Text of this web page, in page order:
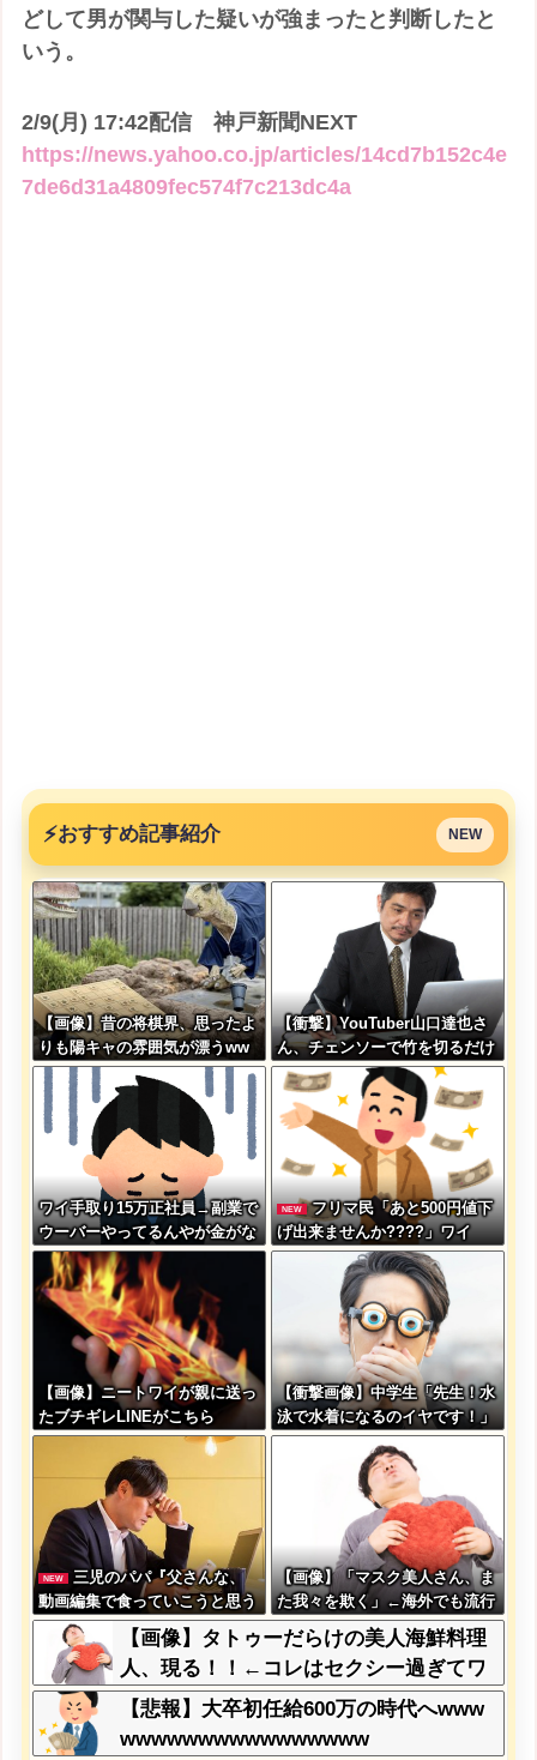
どして男が関与した疑いが強まったと判断したと
いう。
2/9(月) 17:42配信 神戸新聞NEXT
https://news.yahoo.co.jp/articles/14cd7b152c4e
7de6d31a4809fec574f7c213dc4a
⚡おすすめ記事紹介 NEW
【画像】昔の将棋界、思ったよ
りも陽キャの雰囲気が漂うww
wwwww
【衝撃】YouTuber山口達也さ
ん、チェンソーで竹を切るだけ
で600万再生を突破してしまう
←正直、こう言うのでいいんだ
よなw w w w w w w w
ワイ手取り15万正社員→副業で
ウーバーやってるんやが金がな
い
NEW
フリマ民「あと500円値下
げ出来ませんか????」ワイ
「ほ～い購入ｗ」
【画像】ニートワイが親に送っ
たブチギレLINEがこちら
【衝撃画像】中学生「先生！水
泳で水着になるのイヤです！」
先生「分かった」→結果まさか
の『こう』なってしまうw w w
NEW
三児のパパ『父さんな、
動画編集で食っていこうと思う
んだ』→結果
【画像】「マスク美人さん、ま
た我々を欺く」←海外でも流行
りだした結果がこちらw w w w
w w w
【画像】タトゥーだらけの美人海鮮料理
人、現る！！←コレはセクシー過ぎてワ
イらにブッ刺さりまくりw w w w w w w
【悲報】大卒初任給600万の時代へwww
wwwwwwwwwwwwwwww